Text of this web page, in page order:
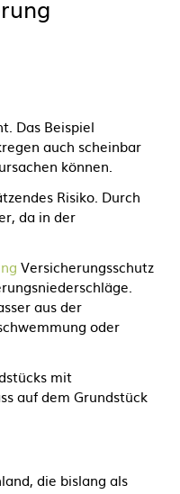
Das Beispiel
auch scheinbar
können.
Risiko. Durch
da in der
Versicherungsschutz
aus der
oder
mit
auf dem Grundstück
die bislang als